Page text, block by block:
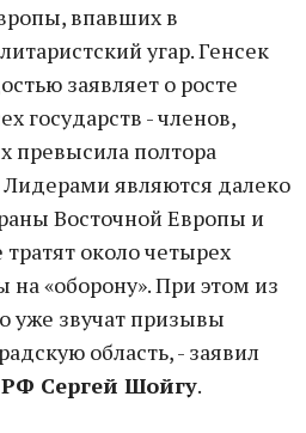
впавших в
угар. Генсек
заявляет о росте
государств - членов,
превысила полтора
Лидерами являются далеко
Восточной Европы и
около четырех
«оборону». При этом из
уже звучат призывы
область, - заявил
РФ Сергей Шойгу.